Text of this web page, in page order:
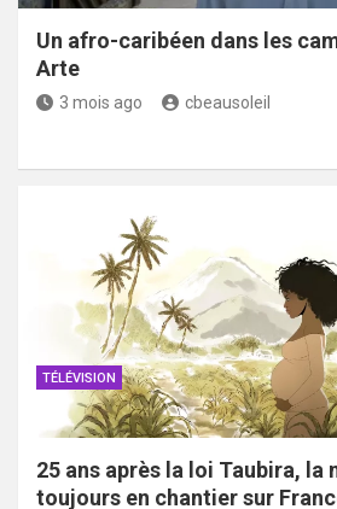
Un afro-caribéen dans les
Arte
3 mois ago cbeausoleil
TÉLÉVISION
25 ans après la loi Taubira, la
toujours en chantier sur